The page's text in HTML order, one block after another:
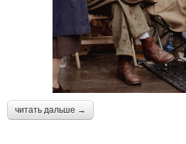
читать дальше →